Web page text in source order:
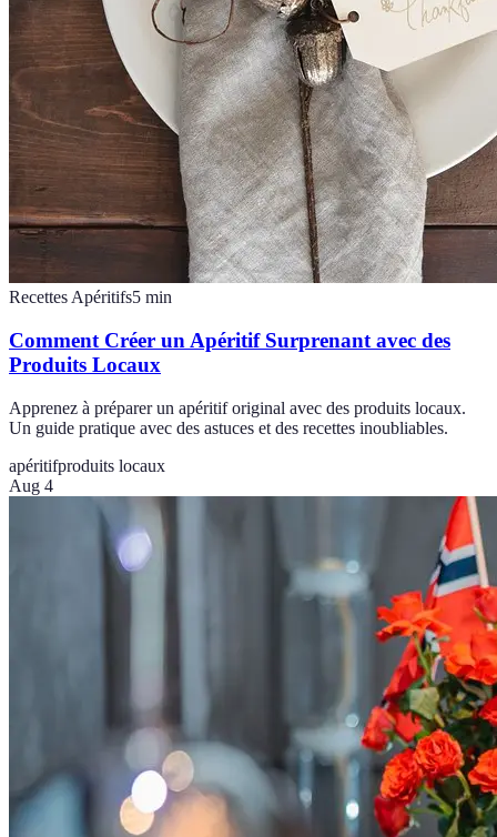
Recettes Apéritifs5 min
Comment Créer un Apéritif Surprenant avec des
Produits Locaux
Apprenez à préparer un apéritif original avec des produits locaux.
Un guide pratique avec des astuces et des recettes inoubliables.
apéritifproduits locaux
Aug 4